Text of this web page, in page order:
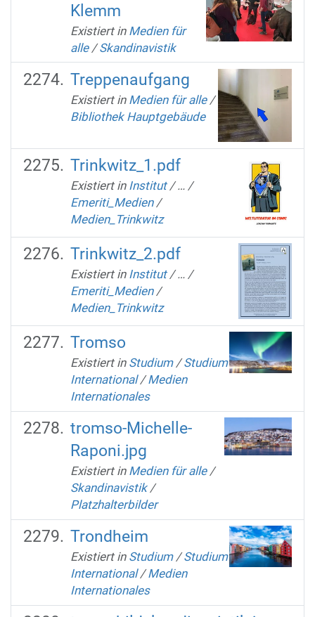
Klemm
Existiert in Medien für
alle /Skandinavistik
Treppenaufgang
Existiert in Medien für alle /
Bibliothek Hauptgebäude
Trinkwitz_1.pdf
Existiert in Institut /… /
Emeriti_Medien /
Medien_Trinkwitz
Trinkwitz_2.pdf
Existiert in Institut /… /
Emeriti_Medien /
Medien_Trinkwitz
Tromso
Existiert in Studium /Studium
International /Medien
Internationales
tromso-Michelle-
Raponi.jpg
Existiert in Medien für alle /
Skandinavistik /
Platzhalterbilder
Trondheim
Existiert in Studium /Studium
International /Medien
Internationales